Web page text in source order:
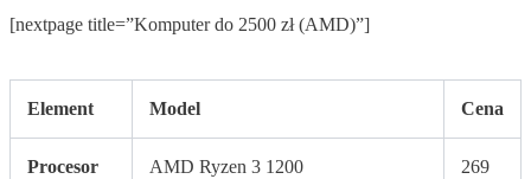
[nextpage title=”Komputer do 2500 zł (AMD)”]
Element Model Cena
Procesor AMD Ryzen 3 1200
269